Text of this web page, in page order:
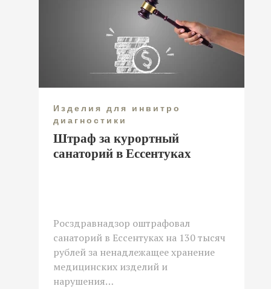
Изделия для инвитро
диагностики
Штраф за курортный
санаторий в Ессентуках
Росздравнадзор оштрафовал
санаторий в Ессентуках на 130 тысяч
рублей за ненадлежащее хранение
медицинских изделий и
нарушения…